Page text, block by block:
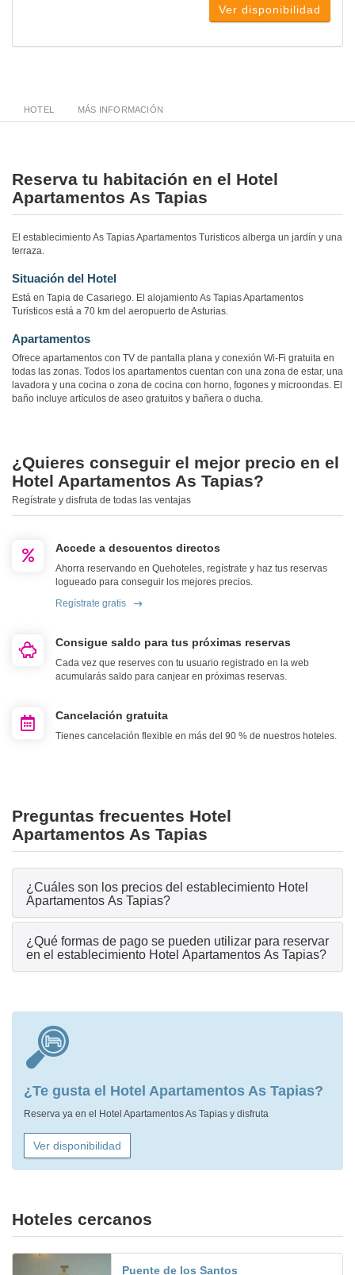
Ver disponibilidad
HOTEL MÁS INFORMACIÓN
Reserva tu habitación en el Hotel
Apartamentos As Tapias
El establecimiento As Tapias Apartamentos Turisticos alberga un jardín y una
terraza.
Situación del Hotel
Está en Tapia de Casariego. El alojamiento As Tapias Apartamentos
Turisticos está a 70 km del aeropuerto de Asturias.
Apartamentos
Ofrece apartamentos con TV de pantalla plana y conexión Wi-Fi gratuita en
todas las zonas. Todos los apartamentos cuentan con una zona de estar, una
lavadora y una cocina o zona de cocina con horno, fogones y microondas. El
baño incluye artículos de aseo gratuitos y bañera o ducha.
¿Quieres conseguir el mejor precio en el
Hotel Apartamentos As Tapias?
Regístrate y disfruta de todas las ventajas
Accede a descuentos directos
Ahorra reservando en Quehoteles, regístrate y haz tus reservas
logueado para conseguir los mejores precios.
Regístrate gratis
Consigue saldo para tus próximas reservas
Cada vez que reserves con tu usuario registrado en la web
acumularás saldo para canjear en próximas reservas.
Cancelación gratuita
Tienes cancelación flexible en más del 90 % de nuestros hoteles.
Preguntas frecuentes Hotel
Apartamentos As Tapias
¿Cuáles son los precios del establecimiento Hotel
Apartamentos As Tapias?
¿Qué formas de pago se pueden utilizar para reservar
en el establecimiento Hotel Apartamentos As Tapias?
¿Te gusta el Hotel Apartamentos As Tapias?
Reserva ya en el Hotel Apartamentos As Tapias y disfruta
Ver disponibilidad
Hoteles cercanos
Puente de los Santos